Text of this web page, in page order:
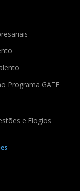
Programa GATE
e Elogios